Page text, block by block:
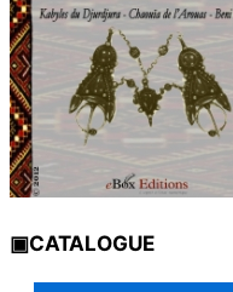
▣CATALOGUE